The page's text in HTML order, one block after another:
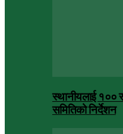
स्थानीयलाई १००
समितिको निर्देशन